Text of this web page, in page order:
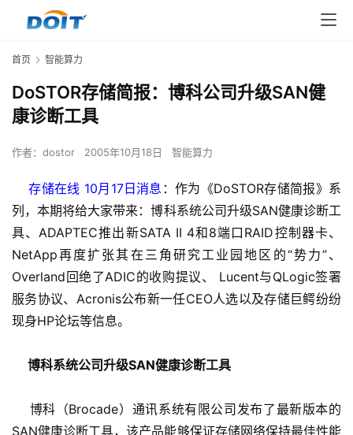
首页 智能算力
DoSTOR存储简报：博科公司升级SAN健
康诊断工具
作者： dostor 2005年10月18日 智能算力
存储在线 10月17日消息 ：作为《DoSTOR存储简报》系
列，本期将给大家带来：博科系统公司升级SAN健康诊断工
具、ADAPTEC推出新SATA II 4和8端口RAID控制器卡、
NetApp再度扩张其在三角研究工业园地区的“势力”、
Overland回绝了ADIC的收购提议、 Lucent与QLogic签署
服务协议、Acronis公布新一任CEO人选以及存储巨鳄纷纷
现身HP论坛等信息。
博科系统公司升级SAN健康诊断工具
博科（Brocade）通讯系统有限公司发布了最新版本的
SAN健康诊断工具，该产品能够保证存储网络保持最佳性能